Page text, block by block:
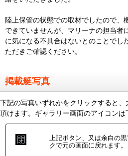
陸上保管の状態での取材でしたので、
できていませんが、マリーナの担当者
に気になる不具合はないとのことでし
ただきご確認ください。
掲載艇写真
下記の写真いずれかをクリックすると
頂けます。ギャラリー画面のアイコンは
上記ボタン、又は余白の
クで元の画面に戻れます。